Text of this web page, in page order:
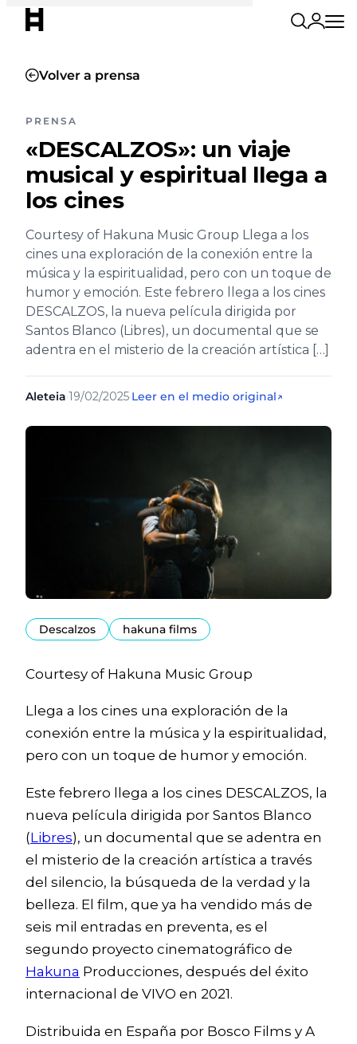
Volver a prensa
PRENSA
«DESCALZOS»: un viaje
musical y espiritual llega a
los cines
Courtesy of Hakuna Music Group Llega a los
cines una exploración de la conexión entre la
música y la espiritualidad, pero con un toque de
humor y emoción. Este febrero llega a los cines
DESCALZOS, la nueva película dirigida por
Santos Blanco (Libres), un documental que se
adentra en el misterio de la creación artística […]
Aleteia·19/02/2025·Leer en el medio original↗
Descalzos hakuna films
Courtesy of Hakuna Music Group
Llega a los cines una exploración de la
conexión entre la música y la espiritualidad,
pero con un toque de humor y emoción.
Este febrero llega a los cines DESCALZOS, la
nueva película dirigida por Santos Blanco
(Libres), un documental que se adentra en
el misterio de la creación artística a través
del silencio, la búsqueda de la verdad y la
belleza. El film, que ya ha vendido más de
seis mil entradas en preventa, es el
segundo proyecto cinematográfico de
Hakuna Producciones, después del éxito
internacional de VIVO en 2021.
Distribuida en España por Bosco Films y A